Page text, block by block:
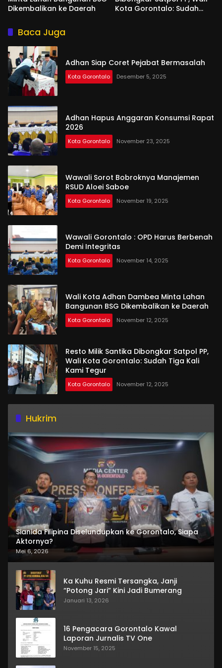
Dikembalikan ke Daerah
Kota Gorontalo: Sudah
Baca Juga
Adhan Siap Coret Pejabat Bermasalah
Kota Gorontalo Desember 5, 2025
Adhan Hapus Anggaran Konsumsi Rapat
2026
Kota Gorontalo November 23, 2025
Wawali Sorot Bobroknya Manajemen
RSUD Aloei Saboe
Kota Gorontalo November 19, 2025
Wawali Gorontalo : OPD Harus Berbenah
Demi Integritas
Kota Gorontalo November 14, 2025
Wali Kota Adhan Dambea Minta Lahan
Bangunan BSG Dikembalikan ke Daerah
Kota Gorontalo November 12, 2025
Resto Milik Santika Dibongkar Satpol PP,
Wali Kota Gorontalo: Sudah Tiga Kali
Kami Tegur
Kota Gorontalo November 12, 2025
Hukrim
Sianida Filipina Diselundupkan ke Gorontalo, Siapa
Aktornya?
Mei 6, 2026
Ka Kuhu Resmi Tersangka, Janji
“Potong Jari” Kini Jadi Bumerang
Januari 13, 2026
16 Pengacara Gorontalo Kawal
Laporan Jurnalis TV One
November 15, 2025